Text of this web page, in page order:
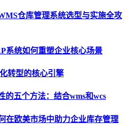
仓库管理系统选型与实施全攻
系统如何重塑企业核心场景
转型的核心引擎
的五个方法：结合wms和wcs
在欧美市场中助力企业库存管理